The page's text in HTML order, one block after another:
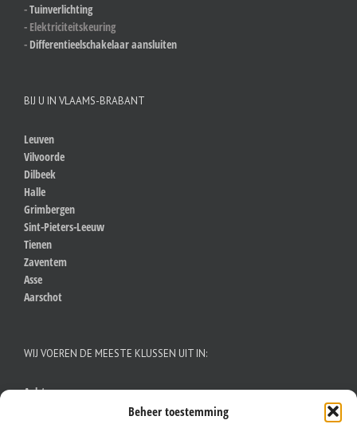
Beheer toestemming
-Tuinverlichting
- Elektriciteitskeuring
- Differentieelschakelaar aansluiten
BIJ U IN VLAAMS-BRABANT
Leuven
Vilvoorde
Dilbeek
Halle
Grimbergen
Sint-Pieters-Leeuw
Tienen
Zaventem
Asse
Aarschot
WIJ VOEREN DE MEESTE KLUSSEN UIT IN:
Aalst